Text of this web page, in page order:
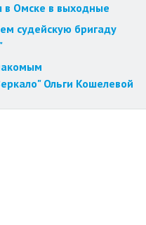
в Омске в выходные
судейскую бригаду
Ольги Кошелевой